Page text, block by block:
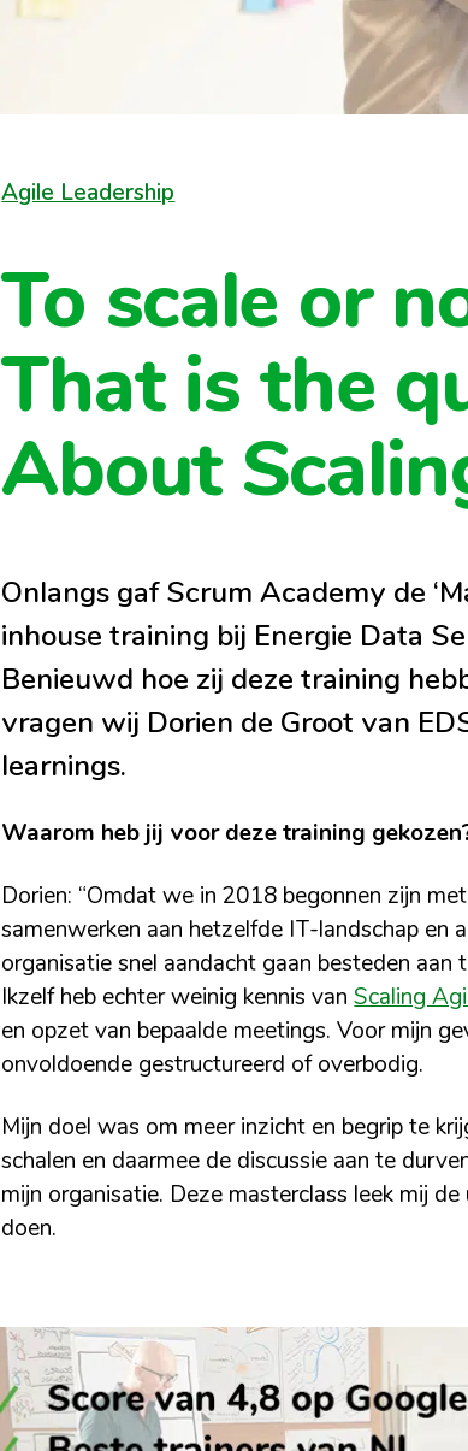
Agile Leadership
To scale or
That is the
About
Onlangs gaf Scrum Academy de
inhouse training bij Energie Data
Benieuwd hoe zij deze training
vragen wij Dorien de Groot van
learnings.
Waarom heb jij voor deze training
Dorien: “Omdat we in 2018 begonnen zijn
samenwerken aan hetzelfde IT-landschap en
organisatie snel aandacht gaan besteden
Ikzelf heb echter weinig kennis vanScaling
en opzet van bepaalde meetings. Voor mijn
onvoldoende gestructureerd of overbodig.
Mijn doel was om meer inzicht en begrip te
schalen en daarmee de discussie aan te
mijn organisatie. Deze masterclass leek mij
doen.